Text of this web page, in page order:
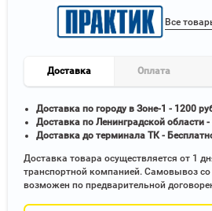
Все
Доставка Оплата
Доставка по городу в Зоне-1 - 1200
Доставка по Ленинградской области
Доставка до терминала ТК -
Доставка товара осуществляется от 1
транспортной компанией. Самовывоз со
возможен по предварительной